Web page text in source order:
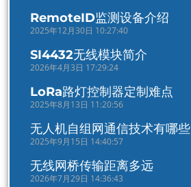
RemoteID监测设备介绍
2025年12月30日 10:27:40
SI4432无线模块简介
2026年4月3日 17:29:24
LoRa路灯控制器定制难点
2025年8月13日 11:20:56
无人机自组网通信技术有哪些
2025年9月15日 14:40:57
无线网桥传输距离多远
2026年7月29日 14:36:43